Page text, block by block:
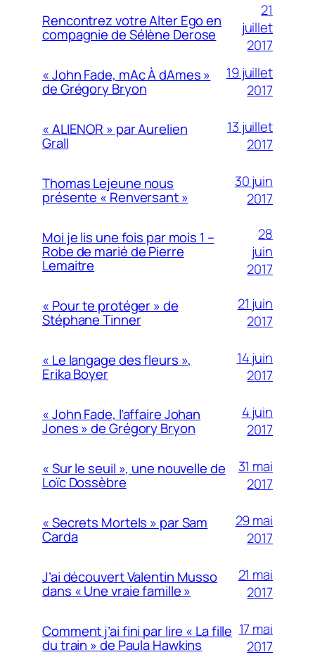
Rencontrez votre Alter Ego en
compagnie de Sélène Derose
21
juillet
2017
« John Fade, mAc À dAmes »
de Grégory Bryon
19 juillet
2017
« ALIENOR » par Aurelien
Grall
13 juillet
2017
Thomas Lejeune nous
présente « Renversant »
30 juin
2017
Moi je lis une fois par mois 1 –
Robe de marié de Pierre
Lemaitre
28
juin
2017
« Pour te protéger » de
Stéphane Tinner
21 juin
2017
« Le langage des fleurs »,
Erika Boyer
14 juin
2017
« John Fade, l’affaire Johan
Jones » de Grégory Bryon
4 juin
2017
« Sur le seuil », une nouvelle de
Loïc Dossèbre
31 mai
2017
« Secrets Mortels » par Sam
Carda
29 mai
2017
J’ai découvert Valentin Musso
dans « Une vraie famille »
21 mai
2017
Comment j’ai fini par lire « La fille
du train » de Paula Hawkins
17 mai
2017